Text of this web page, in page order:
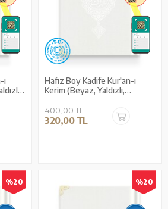
ı
Hafız Boy Kadife Kur'an-ı
Kerim (Beyaz, Yaldızlı,
400,00 TL
320,00 TL
%20 %20